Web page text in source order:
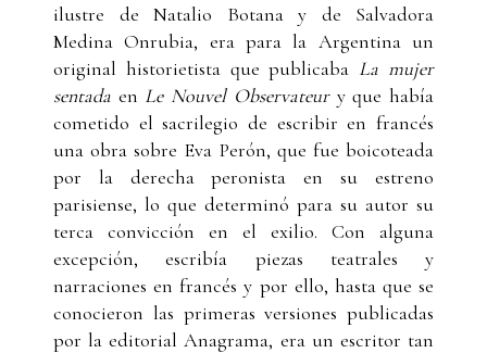
ilustre de Natalio Botana y de Salvadora
Medina Onrubia, era para la Argentina un
original historietista que publicaba La mujer
sentada en Le Nouvel Observateur y que había
cometido el sacrilegio de escribir en francés
una obra sobre Eva Perón, que fue boicoteada
por la derecha peronista en su estreno
parisiense, lo que determinó para su autor su
terca convicción en el exilio. Con alguna
excepción, escribía piezas teatrales y
narraciones en francés y por ello, hasta que se
conocieron las primeras versiones publicadas
por la editorial Anagrama, era un escritor tan